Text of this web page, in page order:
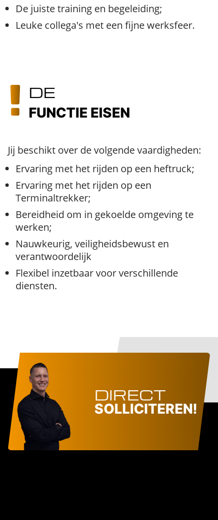
De juiste training en begeleiding;
Leuke collega's met een fijne werksfeer.
DE
FUNCTIE EISEN
Jij beschikt over de volgende vaardigheden:
Ervaring met het rijden op een heftruck;
Ervaring met het rijden op een
Terminaltrekker;
Bereidheid om in gekoelde omgeving te
werken;
Nauwkeurig, veiligheidsbewust en
verantwoordelijk
Flexibel inzetbaar voor verschillende
diensten.
DIRECT
SOLLICITEREN!